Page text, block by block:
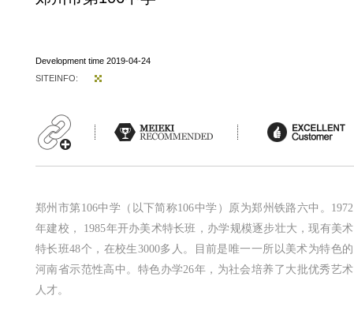
Development time 2019-04-24
SITEINFO:
郑州市第106中学（以下简称106中学）原为郑州铁路六中。1972
年建校， 1985年开办美术特长班，办学规模逐步壮大，现有美术
特长班48个，在校生3000多人。目前是唯一一所以美术为特色的
河南省示范性高中。特色办学26年，为社会培养了大批优秀艺术
人才。